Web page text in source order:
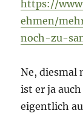
https://
ehmen/
noch-zu-
Ne, diesmal
ist er ja
eigentlich